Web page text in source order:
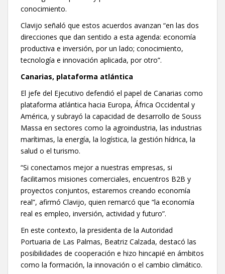
conocimiento.
Clavijo señaló que estos acuerdos avanzan “en las dos
direcciones que dan sentido a esta agenda: economía
productiva e inversión, por un lado; conocimiento,
tecnología e innovación aplicada, por otro”.
Canarias, plataforma atlántica
El jefe del Ejecutivo defendió el papel de Canarias como
plataforma atlántica hacia Europa, África Occidental y
América, y subrayó la capacidad de desarrollo de Souss
Massa en sectores como la agroindustria, las industrias
marítimas, la energía, la logística, la gestión hídrica, la
salud o el turismo.
“Si conectamos mejor a nuestras empresas, si
facilitamos misiones comerciales, encuentros B2B y
proyectos conjuntos, estaremos creando economía
real”, afirmó Clavijo, quien remarcó que “la economía
real es empleo, inversión, actividad y futuro”.
En este contexto, la presidenta de la Autoridad
Portuaria de Las Palmas, Beatriz Calzada, destacó las
posibilidades de cooperación e hizo hincapié en ámbitos
como la formación, la innovación o el cambio climático.